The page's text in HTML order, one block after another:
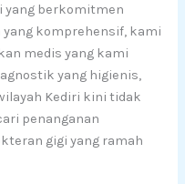
yang berkomitmen
komprehensif, kami
medis yang kami
yang higienis,
Kediri kini tidak
penanganan
gigi yang ramah